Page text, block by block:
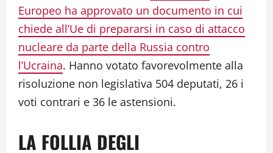
Europeo ha approvato un documento in cui
chiede all’Ue di prepararsi in caso di attacco
nucleare da parte della Russia contro
l’Ucraina. Hanno votato favorevolmente alla
risoluzione non legislativa 504 deputati, 26 i
voti contrari e 36 le astensioni.
LA FOLLIA DEGLI